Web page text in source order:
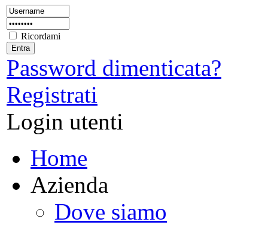
Ricordami
Password dimenticata?
Registrati
Login utenti
Home
Azienda
Dove siamo